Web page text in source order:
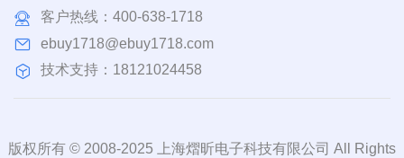
客户热线： 400-638-1718
ebuy1718@ebuy1718.com
技术支持：18121024458
版权所有 © 2008-2025 上海熠昕电子科技有限公司 All Rights